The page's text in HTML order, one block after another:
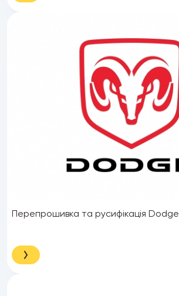
Перепрошивка та русифікація Dodge